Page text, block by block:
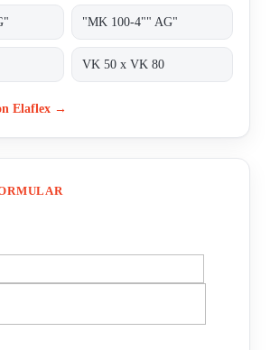
"MK 100-4"" AG"
VK 50 x VK 80
Elaflex →